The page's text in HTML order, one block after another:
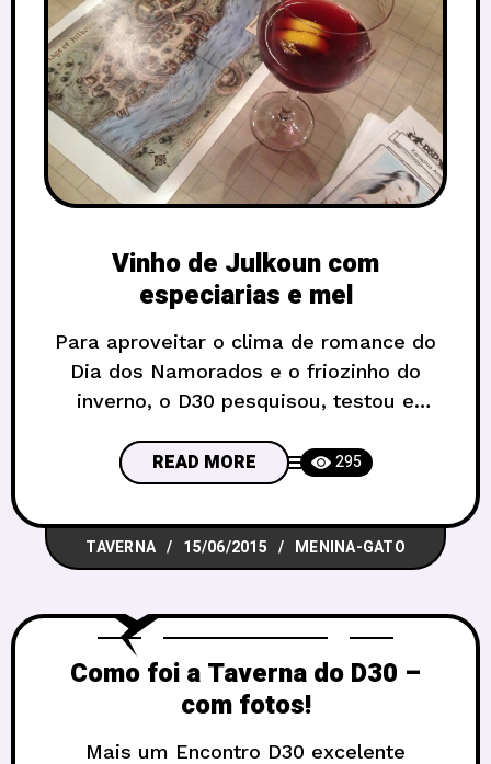
Vinho de Julkoun com
especiarias e mel
Para aproveitar o clima de romance do
Dia dos Namorados e o friozinho do
inverno, o D30 pesquisou, testou e
temperado gelado (não é quentão, é
gelado!), que caiu muito bem na nossa
última sessão de D&D. Deu tão certo que
estamos compartilhando aqui com
READ MORE 295
TAVERNA 15/06/2015 MENINA-GATO
Como foi a Taverna do D30 –
com fotos!
Mais um Encontro D30 excelente